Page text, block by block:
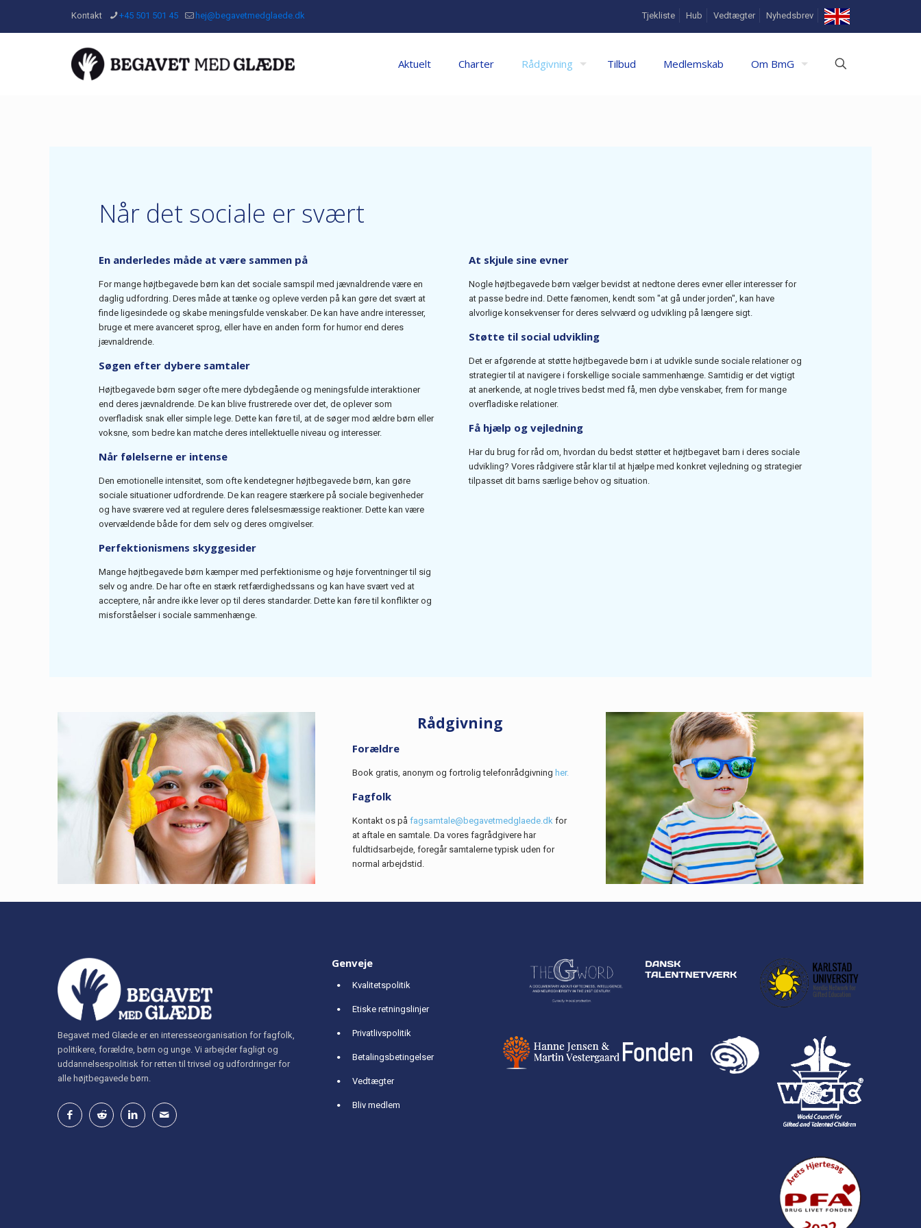
Kontakt +45 501 501 45 hej@begavetmedglaede.dk Tjekliste Hub Vedtægter Nyhedsbrev
In
Aktuelt Charter Rådgivning Tilbud Medlemskab Om BmG
Når det sociale er svært
En anderledes måde at være sammen på
For mange højtbegavede børn kan det sociale samspil med jævnaldrende være en
daglig udfordring. Deres måde at tænke og opleve verden på kan gøre det svært at
finde ligesindede og skabe meningsfulde venskaber. De kan have andre interesser,
bruge et mere avanceret sprog, eller have en anden form for humor end deres
jævnaldrende.
Søgen efter dybere samtaler
Højtbegavede børn søger ofte mere dybdegående og meningsfulde interaktioner
end deres jævnaldrende. De kan blive frustrerede over det, de oplever som
overfladisk snak eller simple lege. Dette kan føre til, at de søger mod ældre børn eller
voksne, som bedre kan matche deres intellektuelle niveau og interesser.
Når følelserne er intense
Den emotionelle intensitet, som ofte kendetegner højtbegavede børn, kan gøre
sociale situationer udfordrende. De kan reagere stærkere på sociale begivenheder
og have sværere ved at regulere deres følelsesmæssige reaktioner. Dette kan være
overvældende både for dem selv og deres omgivelser.
Perfektionismens skyggesider
Mange højtbegavede børn kæmper med perfektionisme og høje forventninger til sig
selv og andre. De har ofte en stærk retfærdighedssans og kan have svært ved at
acceptere, når andre ikke lever op til deres standarder. Dette kan føre til konflikter og
misforståelser i sociale sammenhænge.
At skjule sine evner
Nogle højtbegavede børn vælger bevidst at nedtone deres evner eller interesser for
at passe bedre ind. Dette fænomen, kendt som "at gå under jorden", kan have
alvorlige konsekvenser for deres selvværd og udvikling på længere sigt.
Støtte til social udvikling
Det er afgørende at støtte højtbegavede børn i at udvikle sunde sociale relationer og
strategier til at navigere i forskellige sociale sammenhænge. Samtidig er det vigtigt
at anerkende, at nogle trives bedst med få, men dybe venskaber, frem for mange
overfladiske relationer.
Få hjælp og vejledning
Har du brug for råd om, hvordan du bedst støtter et højtbegavet barn i deres sociale
udvikling? Vores rådgivere står klar til at hjælpe med konkret vejledning og strategier
tilpasset dit barns særlige behov og situation.
Rådgivning
Forældre
Book gratis, anonym og fortrolig telefonrådgivning her.
Fagfolk
Kontakt os på fagsamtale@begavetmedglaede.dkfor
at aftale en samtale. Da vores fagrådgivere har
fuldtidsarbejde, foregår samtalerne typisk uden for
normal arbejdstid.
Begavet med Glæde er en interesseorganisation for fagfolk,
politikere, forældre, børn og unge. Vi arbejder fagligt og
uddannelsespolitisk for retten til trivsel og udfordringer for
alle højtbegavede børn.
Genveje
Kvalitetspolitik
Etiske retningslinjer
Privatlivspolitik
Betalingsbetingelser
Vedtægter
Bliv medlem